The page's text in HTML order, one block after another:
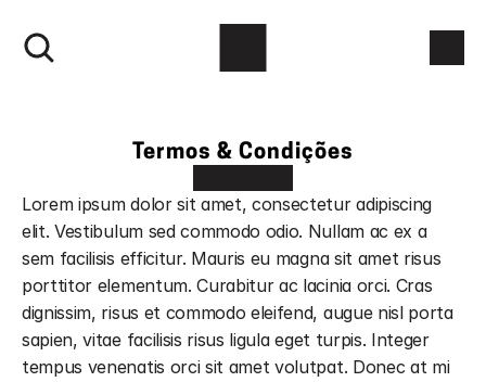
Termos & Condições
Lorem ipsum dolor sit amet, consectetur adipiscing
elit. Vestibulum sed commodo odio. Nullam ac ex a
sem facilisis efficitur. Mauris eu magna sit amet risus
porttitor elementum. Curabitur ac lacinia orci. Cras
dignissim, risus et commodo eleifend, augue nisl porta
sapien, vitae facilisis risus ligula eget turpis. Integer
tempus venenatis orci sit amet volutpat. Donec at mi